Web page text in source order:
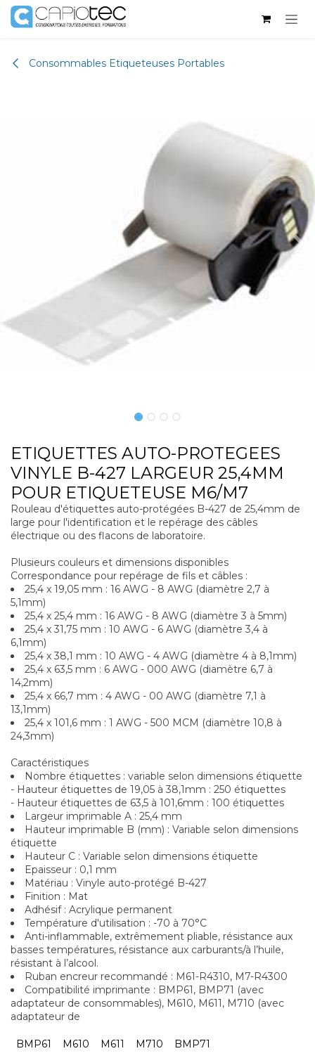
Se rendre au contenu
Consommables Etiqueteuses Portables
ETIQUETTES AUTO-PROTEGEES
VINYLE B-427 LARGEUR 25,4MM
POUR ETIQUETEUSE M6/M7
Rouleau d'étiquettes auto-protégées B-427 de 25,4mm de
large pour l'identification et le repérage des câbles
électrique ou des flacons de laboratoire.
Plusieurs couleurs et dimensions disponibles
Correspondance pour repérage de fils et câbles :
25,4 x 19,05 mm : 16 AWG - 8 AWG (diamètre 2,7 à
5,1mm)
25,4 x 25,4 mm : 16 AWG - 8 AWG (diamètre 3 à 5mm)
25,4 x 31,75 mm : 10 AWG - 6 AWG (diamètre 3,4 à
6,1mm)
25,4 x 38,1 mm : 10 AWG - 4 AWG (diamètre 4 à 8,1mm)
25,4 x 63,5 mm : 6 AWG - 000 AWG (diamètre 6,7 à
14,2mm)
25,4 x 66,7 mm : 4 AWG - 00 AWG (diamètre 7,1 à
13,1mm)
25,4 x 101,6 mm : 1 AWG - 500 MCM (diamètre 10,8 à
24,3mm)
Caractéristiques
Nombre étiquettes : variable selon dimensions étiquette
- Hauteur étiquettes de 19,05 à 38,1mm : 250 étiquettes
- Hauteur étiquettes de 63,5 à 101,6mm : 100 étiquettes
Largeur imprimable A : 25,4 mm
Hauteur imprimable B (mm) : Variable selon dimensions
étiquette
Hauteur C : Variable selon dimensions étiquette
Epaisseur : 0,1 mm
Matériau : Vinyle auto-protégé B-427
Finition : Mat
Adhésif : Acrylique permanent
Température d'utilisation : -70 à 70°C
Anti-inflammable, extrêmement pliable, résistance aux
basses températures, résistance aux carburants/à l’huile,
résistant à l’alcool.
Ruban encreur recommandé : M61-R4310, M7-R4300
Compatibilité imprimante : BMP61, BMP71 (avec
adaptateur de consommables), M610, M611, M710 (avec
adaptateur de
BMP61 M610 M611 M710 BMP71